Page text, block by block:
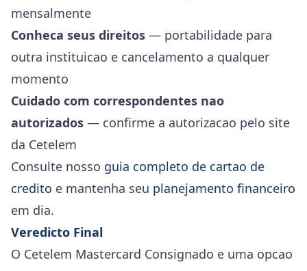
mensalmente
Conheca seus direitos — portabilidade para
outra instituicao e cancelamento a qualquer
momento
Cuidado com correspondentes nao
autorizados — confirme a autorizacao pelo site
da Cetelem
Consulte nosso guia completo de cartao de
credito e mantenha seu planejamento financeiro
em dia.
Veredicto Final
O Cetelem Mastercard Consignado e uma opcao